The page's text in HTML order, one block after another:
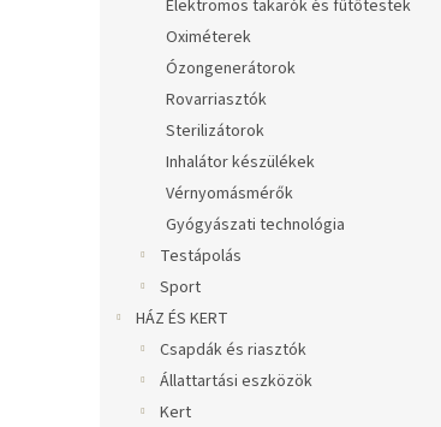
Elektromos takarók és fűtőtestek
Oximéterek
Ózongenerátorok
Rovarriasztók
Sterilizátorok
Inhalátor készülékek
Vérnyomásmérők
Gyógyászati technológia
Testápolás
Sport
HÁZ ÉS KERT
Csapdák és riasztók
Állattartási eszközök
Kert